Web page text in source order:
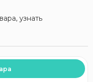
узнать